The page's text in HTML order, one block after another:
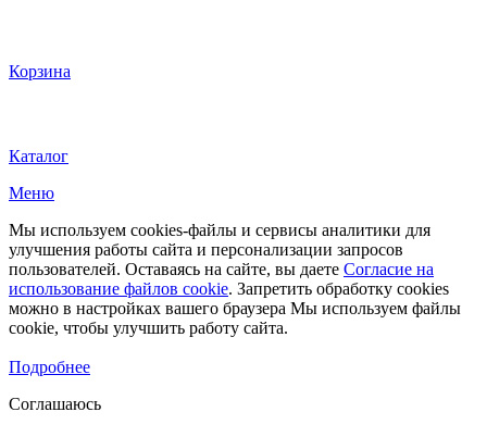
Корзина
Каталог
Меню
Мы используем cookies-файлы и сервисы аналитики для
улучшения работы сайта и персонализации запросов
пользователей. Оставаясь на сайте, вы даете Согласие на
использование файлов cookie. Запретить обработку cookies
можно в настройках вашего браузера Мы используем файлы
cookie, чтобы улучшить работу сайта.
Подробнее
Соглашаюсь